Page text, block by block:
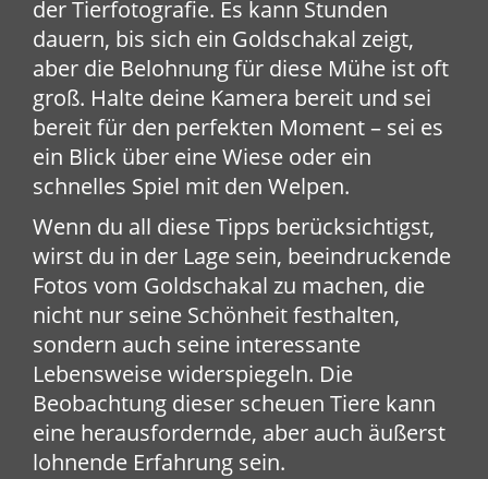
der Tierfotografie. Es kann Stunden
dauern, bis sich ein Goldschakal zeigt,
aber die Belohnung für diese Mühe ist oft
groß. Halte deine Kamera bereit und sei
bereit für den perfekten Moment – sei es
ein Blick über eine Wiese oder ein
schnelles Spiel mit den Welpen.
Wenn du all diese Tipps berücksichtigst,
wirst du in der Lage sein, beeindruckende
Fotos vom Goldschakal zu machen, die
nicht nur seine Schönheit festhalten,
sondern auch seine interessante
Lebensweise widerspiegeln. Die
Beobachtung dieser scheuen Tiere kann
eine herausfordernde, aber auch äußerst
lohnende Erfahrung sein.